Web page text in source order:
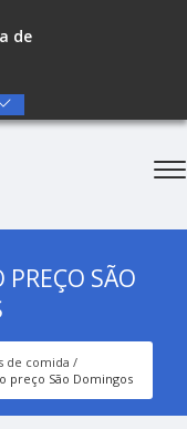
de
SÃO
de comida
preço São Domingos